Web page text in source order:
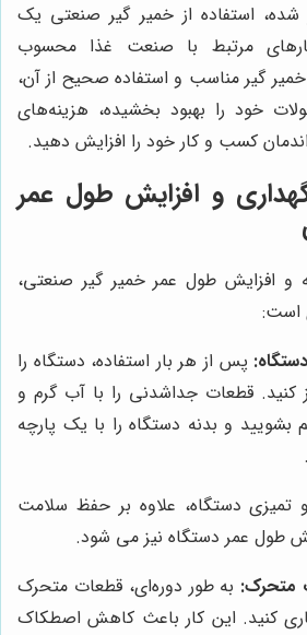
شده، استفاده از خمیر گیر صنعتی یک
مرتبط با صنعت غذا محسوب
گیر مناسب و استفاده صحیح از آن،
خود را بهبود بخشیده، هزینه‌های
کسب و کار خود را افزایش دهید.
و افزایش طول عمر
و افزایش طول عمر خمیر گیر صنعتی،
است:
پس از هر بار استفاده، دستگاه را
کنید. قطعات جداشدنی را با آب گرم و
بشویید و بدنه دستگاه را با یک پارچه
تمیزی دستگاه، علاوه بر حفظ سلامت
طول عمر دستگاه نیز می شود.
متحرک: به طور دوره‌ای، قطعات متحرک
کنید. این کار باعث کاهش اصطکاک